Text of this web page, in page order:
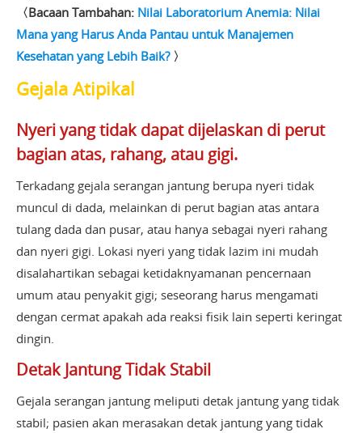
〈Bacaan Tambahan: Nilai Laboratorium Anemia: Nilai
Mana yang Harus Anda Pantau untuk Manajemen
Kesehatan yang Lebih Baik?〉
Gejala Atipikal
Nyeri yang tidak dapat dijelaskan di perut
bagian atas, rahang, atau gigi.
Terkadang gejala serangan jantung berupa nyeri tidak
muncul di dada, melainkan di perut bagian atas antara
tulang dada dan pusar, atau hanya sebagai nyeri rahang
dan nyeri gigi. Lokasi nyeri yang tidak lazim ini mudah
disalahartikan sebagai ketidaknyamanan pencernaan
umum atau penyakit gigi; seseorang harus mengamati
dengan cermat apakah ada reaksi fisik lain seperti keringat
dingin.
Detak Jantung Tidak Stabil
Gejala serangan jantung meliputi detak jantung yang tidak
stabil; pasien akan merasakan detak jantung yang tidak